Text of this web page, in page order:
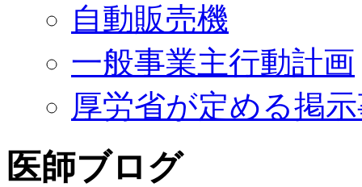
自動販売機
一般事業主行動計画
厚労省が定める掲
医師ブログ